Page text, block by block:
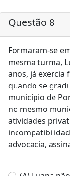
Questão 8
Formaram-se
mesma turma,
anos, já exercia
quando se
município de
no mesmo
atividades
advocacia,